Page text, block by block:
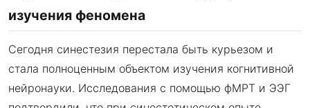
изучения феномена
Сегодня синестезия перестала быть курьезом и
стала полноценным объектом изучения когнитивной
нейронауки. Исследования с помощью фМРТ и ЭЭГ